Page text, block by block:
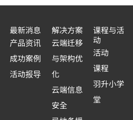
t
a
t
e
s
最新消息
产品资讯
成功案例
活动报导
解决方案
云端迁移
与架构优
化
云端信息
安全
课程与活
动
活动
课程
羽升小学
堂